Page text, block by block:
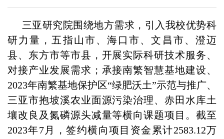
三亚研究院围绕地方需求，引入我校优势科
研力量，五指山市、海口市、文昌市、澄迈
县、东方市等市县，开展实际科研技术服务、
对接产业发展需求；承接南繁智慧基地建设、
2023年南繁基地保护区“绿肥沃土”示范与推广、
三亚市抱坡溪农业面源污染治理、赤田水库土
壤改良及氮磷源头减量等横向课题项目。截至
2023年7月，签约横向项目资金累计2583.12万